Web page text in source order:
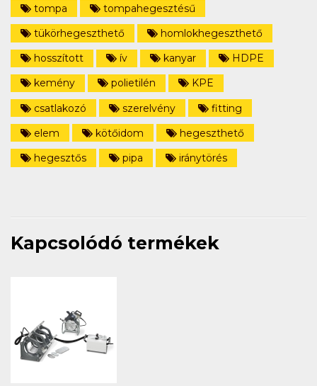
tompa
tompahegesztésű
tükörhegeszthető
homlokhegeszthető
hosszított
ív kanyar
HDPE
kemény
polietilén
KPE
csatlakozó
szerelvény
fitting
elem
kötőidom
hegeszthető
hegesztős
pipa iránytörés
Kapcsolódó termékek